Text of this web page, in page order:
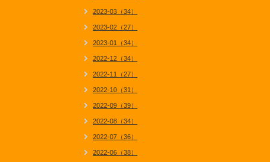
2023-03（34）
2023-02（27）
2023-01（34）
2022-12（34）
2022-11（27）
2022-10（31）
2022-09（39）
2022-08（34）
2022-07（36）
2022-06（38）